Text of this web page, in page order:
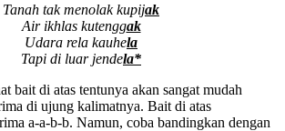
Tanah tak menolak kupijak
Air ikhlas kutenggak
Udara rela kauhela
Tapi di luar jendela*
bait di atas tentunya akan sangat mudah
di ujung kalimatnya. Bait di atas
a-a-b-b. Namun, coba bandingkan dengan